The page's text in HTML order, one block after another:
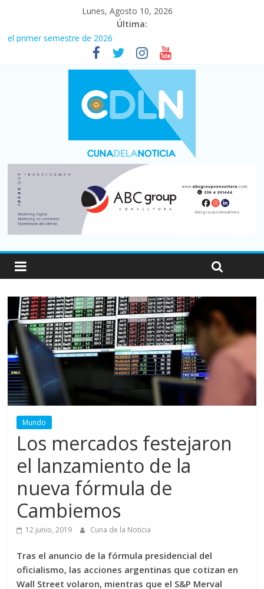
Lunes, Agosto 10, 2026
Última:
El agro argentino logró un récord histórico de exportaciones en
el primer semestre de 2026
La construcción cayó 4,1% en junio y registró su cuarta baja del
El consumo sigue frenado: las ventas minoristas cayeron 3,8 en
julio y acumulan siete meses en baja
Newell’s cayó 2 a 1 ante Defensa y Justicia en Florencio Varela
Milei y los errores no forzados
Mundo
Los mercados festejaron
el lanzamiento de la
nueva fórmula de
Cambiemos
12 junio, 2019 Cuna de la Noticia
Tras el anuncio de la fórmula presidencial del
oficialismo, las acciones argentinas que cotizan en
Wall Street volaron, mientras que el S&P Merval